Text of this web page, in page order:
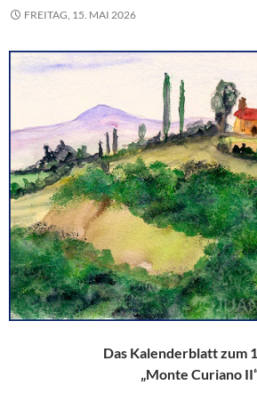
FREITAG, 15. MAI 2026
Das Kalenderblatt zum
„Monte Curiano